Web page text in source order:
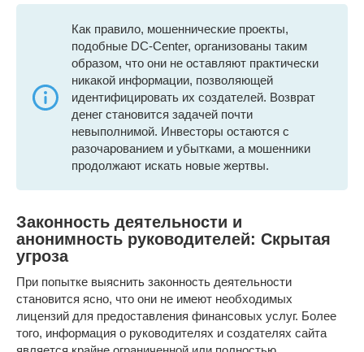
Как правило, мошеннические проекты,
подобные DC-Center, организованы таким
образом, что они не оставляют практически
никакой информации, позволяющей
идентифицировать их создателей. Возврат
денег становится задачей почти
невыполнимой. Инвесторы остаются с
разочарованием и убытками, а мошенники
продолжают искать новые жертвы.
Законность деятельности и
анонимность руководителей: Скрытая
угроза
При попытке выяснить законность деятельности
становится ясно, что они не имеют необходимых
лицензий для предоставления финансовых услуг. Более
того, информация о руководителях и создателях сайта